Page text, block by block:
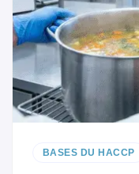
BASES DU HACCP